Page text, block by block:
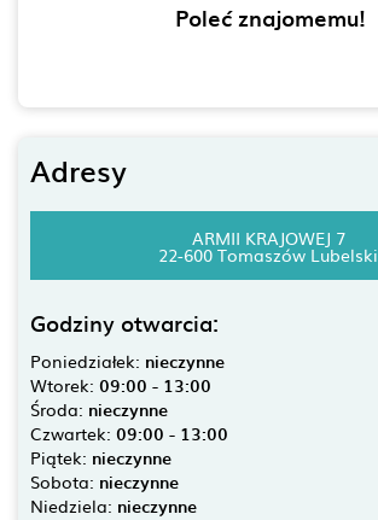
Poleć znajomemu!
Adresy
ARMII KRAJOWEJ 7
22-600 Tomaszów Lubelski
Godziny otwarcia:
Poniedziałek: nieczynne
Wtorek: 09:00 - 13:00
Środa: nieczynne
Czwartek: 09:00 - 13:00
Piątek: nieczynne
Sobota: nieczynne
Niedziela: nieczynne